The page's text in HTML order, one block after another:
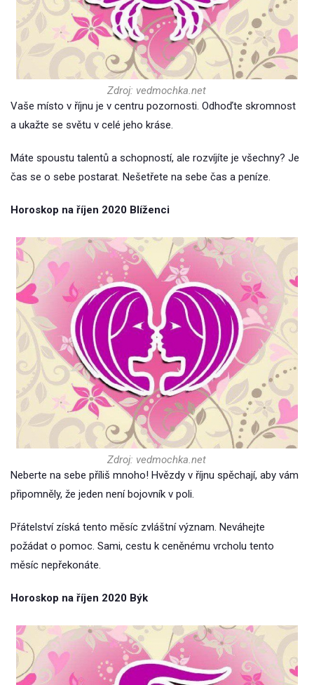
Zdroj: vedmochka.net
Vaše místo v říjnu je v centru pozornosti. Odhoďte skromnost
a ukažte se světu v celé jeho kráse.
Máte spoustu talentů a schopností, ale rozvíjíte je všechny? Je
čas se o sebe postarat. Nešetřete na sebe čas a peníze.
Horoskop na říjen 2020 Blíženci
Zdroj: vedmochka.net
Neberte na sebe příliš mnoho! Hvězdy v říjnu spěchají, aby vám
připomněly, že jeden není bojovník v poli.
Přátelství získá tento měsíc zvláštní význam. Neváhejte
požádat o pomoc. Sami, cestu k ceněnému vrcholu tento
měsíc nepřekonáte.
Horoskop na říjen 2020 Býk